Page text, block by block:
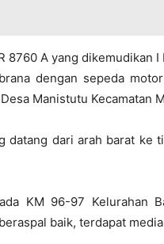
8760 A yang dikemudikan I
dengan sepeda
Manistutu Kecamatan
datang dari arah barat ke
KM 96-97 Kelurahan
baik, terdapat